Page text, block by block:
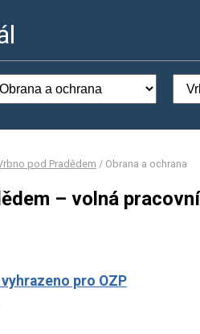
pod Pradědem / Obrana a ochrana
– volná
pro OZP